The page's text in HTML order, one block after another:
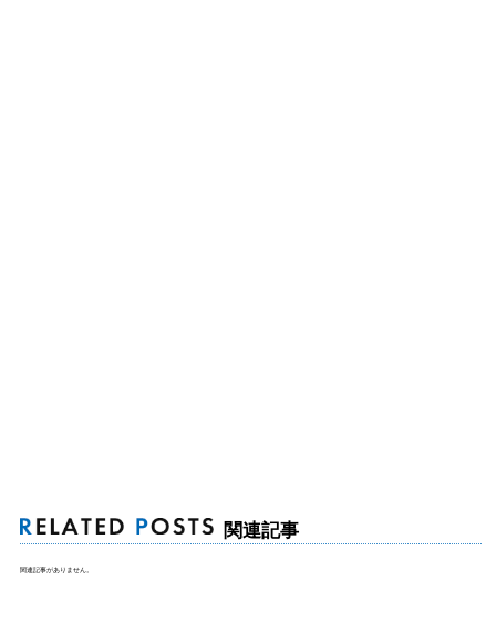
関連記事
関連記事がありません。